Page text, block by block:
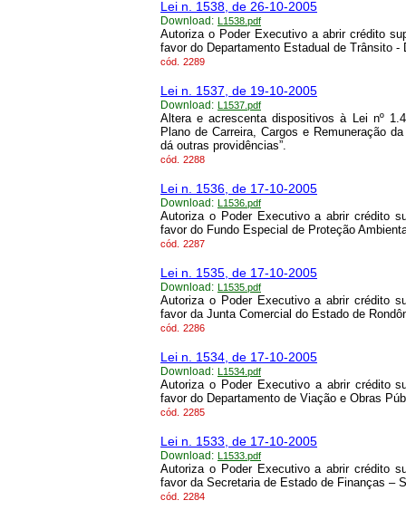
Lei n. 1538, de 26-10-2005
Download: L1538.pdf
Autoriza o Poder Executivo a abrir crédito
favor do Departamento Estadual de Trânsito -
cód. 2289
Lei n. 1537, de 19-10-2005
Download: L1537.pdf
Altera e acrescenta dispositivos à Lei nº
Plano de Carreira, Cargos e Remuneração
dá outras providências”.
cód. 2288
Lei n. 1536, de 17-10-2005
Download: L1536.pdf
Autoriza o Poder Executivo a abrir crédito
favor do Fundo Especial de Proteção
cód. 2287
Lei n. 1535, de 17-10-2005
Download: L1535.pdf
Autoriza o Poder Executivo a abrir crédito
favor da Junta Comercial do Estado de
cód. 2286
Lei n. 1534, de 17-10-2005
Download: L1534.pdf
Autoriza o Poder Executivo a abrir crédito
favor do Departamento de Viação e Obras
cód. 2285
Lei n. 1533, de 17-10-2005
Download: L1533.pdf
Autoriza o Poder Executivo a abrir crédito
favor da Secretaria de Estado de Finanças –
cód. 2284